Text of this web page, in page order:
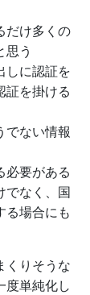
だけ多くの
思う
しに認証を
証を掛ける
でない情報
必要がある
でなく、国
る場合にも
くりそうな
度単純化し